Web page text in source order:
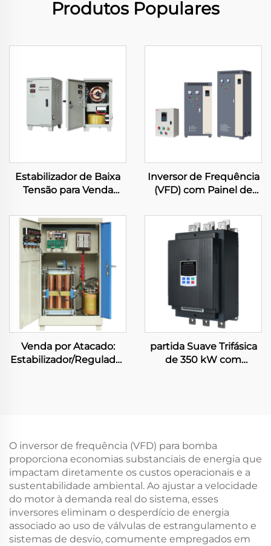
Produtos Populares
Estabilizador de Baixa
Tensão para Venda
Tnd/SVC-15 kVA,
Regulador Automático
CA 220 V, Estabilizador
de Alta Potência SVC
Inversor de Frequência
(VFD) com Painel de
Compressor, 0,75 kW–
630 kW, Controle
Vetorial PWM, Inversor
de Frequência de Baixa
Venda por Atacado:
Estabilizador/Regulador
partida Suave Trifásica
de 350 kW com
Proteção IP65, 50/60 Hz
O inversor de frequência (VFD) para bomba
proporciona economias substanciais de energia que
impactam diretamente os custos operacionais e a
sustentabilidade ambiental. Ao ajustar a velocidade
do motor à demanda real do sistema, esses
inversores eliminam o desperdício de energia
associado ao uso de válvulas de estrangulamento e
sistemas de desvio, comumente empregados em